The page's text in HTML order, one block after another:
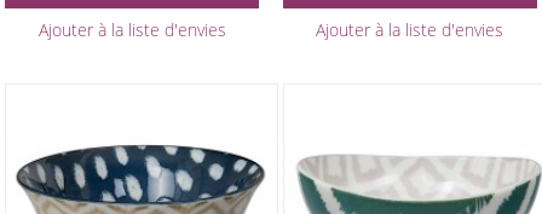
Ajouter à la liste d'envies Ajouter à la liste d'envies